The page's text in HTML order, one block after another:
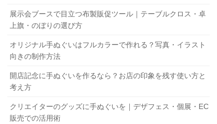
展示会ブースで目立つ布製販促ツール｜テーブルクロス・卓
上旗・のぼりの選び方
オリジナル手ぬぐいはフルカラーで作れる？写真・イラスト
向きの制作方法
開店記念に手ぬぐいを作るなら？お店の印象を残す使い方と
考え方
クリエイターのグッズに手ぬぐいを｜デザフェス・個展・EC
販売での活用術